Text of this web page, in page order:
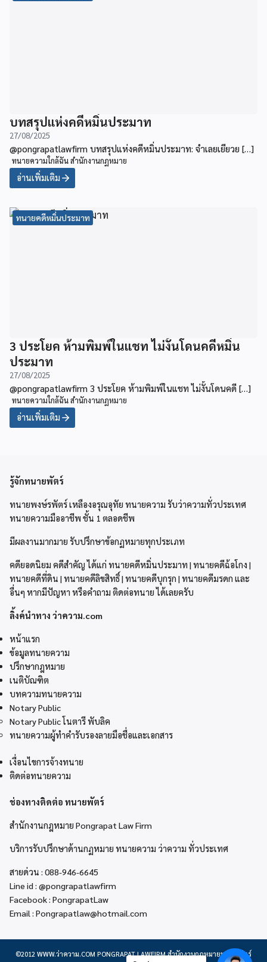
บทสรุปแห่งคดีหมิ่นประมาท
27/08/2025
@pongrapatlawfirm บทสรุปแห่งคดีหมิ่นประมาท: จำเลยเยียวย […]
ทนายความใกล้ฉัน สำนักงานกฏหมาย
อ่านเพิ่มเติม
ทนายคดีหมิ่นประมาท
3 ประโยค ห้ามพิมพ์ในแชท ไม่งั้นโดนคดีหมิ่น
ประมาท
27/08/2025
@pongrapatlawfirm 3 ประโยค ห้ามพิมพ์ในแชท ไม่งั้นโดนคดี […]
ทนายความใกล้ฉัน สำนักงานกฏหมาย
อ่านเพิ่มเติม
รู้จักทนายพัตร์
ทนายพงษ์รพัตร์ เหลืองอรุณอุทัย ทนายความ รับว่าความทั่วประเทศ
ทนายความมืออาชีพ ชั้น 1 ตลอดชีพ
มีผลงานมากมาย รับปรึกษาข้อกฏหมายทุกประเภท
คดียอดนิยม คดีสำคัญ ได้แก่ ทนายคดีหมิ่นประมาท | ทนายคดีฉ้อโกง |
ทนายคดีที่ดิน | ทนายคดีลิขสิทธิ์ | ทนายคดีบุกรุก | ทนายคดีมรดก และ
อื่นๆ หากมีปัญหา หรือคำถาม ติดต่อทนาย ได้เลยครับ
ลิ้งค์นำทาง ว่าความ.com
หน้าแรก
ข้อมูลทนายความ
ปรึกษากฎหมาย
เนติบัณฑิต
บทความทนายความ
Notary Public
Notary Public โนตารี พับลิค
ทนายความผู้ทำคำรับรองลายมือชื่อและเอกสาร
เงื่อนไขการจ้างทนาย
ติดต่อทนายความ
ช่องทางติดต่อ ทนายพัตร์
สำนักงานกฎหมาย Pongrapat Law Firm
บริการรับปรึกษาด้านกฏหมาย ทนายความ ว่าความ ทั่วประเทศ
สายด่วน : 088-946-6645
Line id : @pongrapatlawfirm
Facebook : PongrapatLaw
Email : Pongrapatlaw@hotmail.com
©2012 WWW.ว่าความ.COM PONGRAPAT LAWFIRM สำนักงานกฎหมายพงษ์รพัตร์